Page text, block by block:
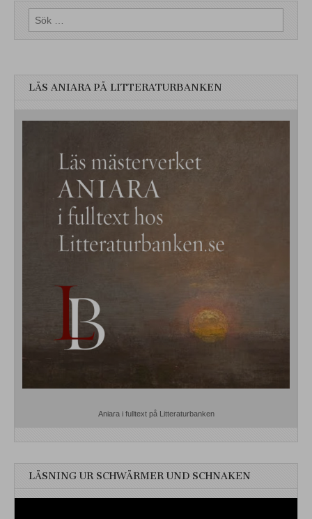
Sök
efter:
LÄS ANIARA PÅ LITTERATURBANKEN
Aniara i fulltext på Litteraturbanken
LÄSNING UR SCHWÄRMER UND SCHNAKEN